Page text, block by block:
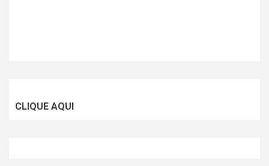
CLIQUE AQUI